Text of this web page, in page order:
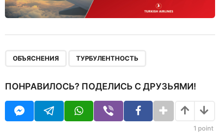
ОБЪЯСНЕНИЯ ТУРБУЛЕНТНОСТЬ
ПОНРАВИЛОСЬ? ПОДЕЛИСЬ С ДРУЗЬЯМИ!
1 point